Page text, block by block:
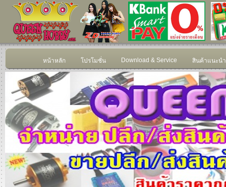
หน้าหลัก โปรโมชั่น Download & Service สินค้าแนะนำ